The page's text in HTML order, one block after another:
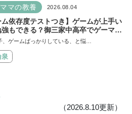
マの教養 2026.08.04
ム依存度テストつき】ゲームが上手い
もできる？御三家中高卒でゲーマー
・阿部智史さんが教えるゲームしなが
、ゲームばっかりしている、と悩…
泉
（2026.8.10更新）